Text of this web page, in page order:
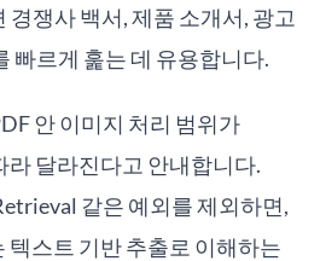
쟁사 백서, 제품 소개서, 광고
빠르게 훑는 데 유용합니다.
안 이미지 처리 범위가
라 달라진다고 안내합니다.
같은 예외를 제외하면,
텍스트 기반 추출로 이해하는